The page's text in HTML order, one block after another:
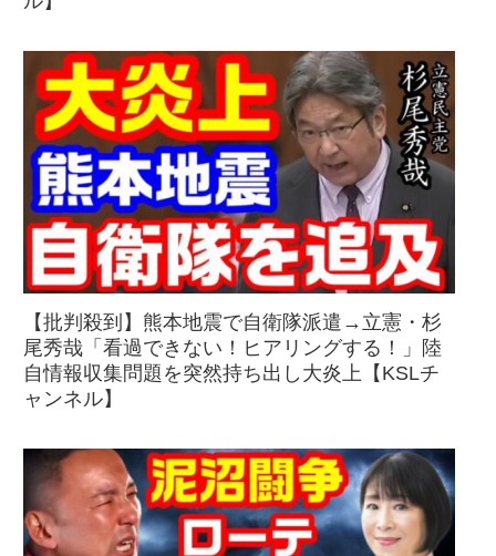
【批判殺到】熊本地震で自衛隊派遣→立憲・杉
尾秀哉「看過できない！ヒアリングする！」陸
自情報収集問題を突然持ち出し大炎上【KSLチ
ャンネル】